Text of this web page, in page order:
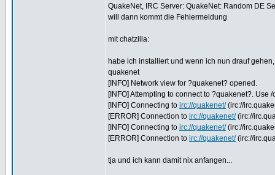
QuakeNet, IRC Server: QuakeNet: Random DE
will dann kommt die Fehlermeldung
mit chatzilla:
habe ich installiert und wenn ich nun drauf
quakenet
[INFO] Network view for ?quakenet? opened.
[INFO] Attempting to connect to ?quakenet?. Use
[INFO] Connecting to irc://quakenet/(irc://
[ERROR] Connection to irc://quakenet/(irc://
[INFO] Connecting to irc://quakenet/(irc://
[ERROR] Connection to irc://quakenet/(irc://
tja und ich kann damit nix anfangen...